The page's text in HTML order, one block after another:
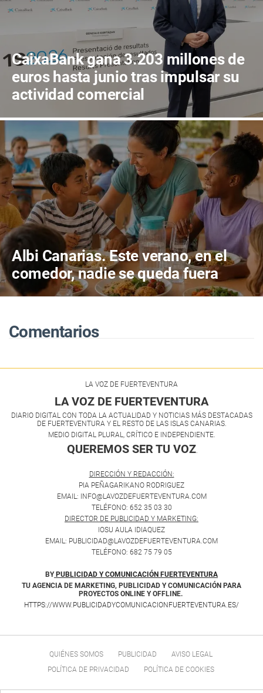
CaixaBank gana 3.203 millones de
euros hasta junio tras impulsar su
actividad comercial
Albi Canarias. Este verano, en el
comedor, nadie se queda fuera
Comentarios
LA VOZ DE FUERTEVENTURA
LA VOZ DE FUERTEVENTURA
DIARIO DIGITAL CON TODA LA ACTUALIDAD Y NOTICIAS MÁS DESTACADAS
DE FUERTEVENTURA Y EL RESTO DE LAS ISLAS CANARIAS.
MEDIO DIGITAL PLURAL, CRÍTICO E INDEPENDIENTE.
QUEREMOS SER TU VOZ.
DIRECCIÓN Y REDACCIÓN:
PIA PEÑAGARIKANO RODRIGUEZ
EMAIL: INFO@LAVOZDEFUERTEVENTURA.COM
TELÉFONO: 652 35 03 30
DIRECTOR DE PUBLICIDAD Y MARKETING:
IOSU AULA IDIAQUEZ
EMAIL: PUBLICIDAD@LAVOZDEFUERTEVENTURA.COM
TELÉFONO: 682 75 79 05
BY PUBLICIDAD Y COMUNICACIÓN FUERTEVENTURA
TU AGENCIA DE MARKETING, PUBLICIDAD Y COMUNICACIÓN PARA
PROYECTOS ONLINE Y OFFLINE.
HTTPS://WWW.PUBLICIDADYCOMUNICACIONFUERTEVENTURA.ES/
QUIÉNES SOMOS PUBLICIDAD
AVISO LEGAL
POLÍTICA DE PRIVACIDAD
POLÍTICA DE COOKIES